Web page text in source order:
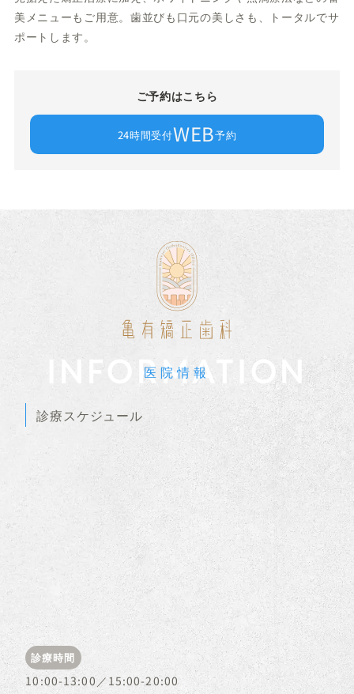
美メニューもご用意。歯並びも口元の美しさも、トータルでサ
ポートします。
ご予約はこちら
24時間受付WEB予約
INFORMATION
医院情報
診療スケジュール
診療時間
10:00-13:00／15:00-20:00